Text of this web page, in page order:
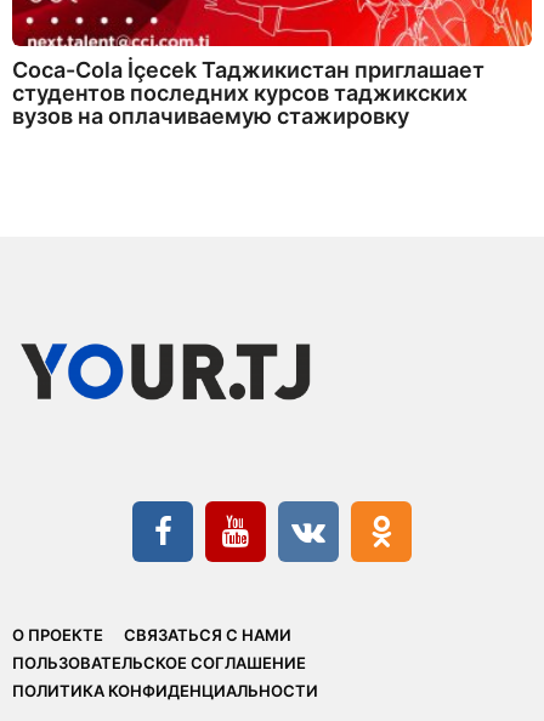
Coca-Cola İçecek Таджикистан приглашает
студентов последних курсов таджикских
вузов на оплачиваемую стажировку
О ПРОЕКТЕ
СВЯЗАТЬСЯ С НАМИ
ПОЛЬЗОВАТЕЛЬСКОЕ СОГЛАШЕНИЕ
ПОЛИТИКА КОНФИДЕНЦИАЛЬНОСТИ